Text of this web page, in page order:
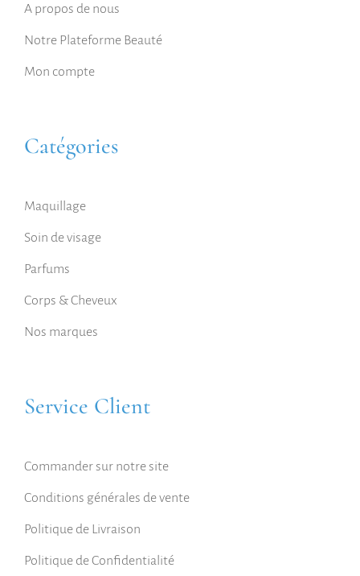
A propos de nous
Notre Plateforme Beauté
Mon compte
Catégories
Maquillage
Soin de visage
Parfums
Corps & Cheveux
Nos marques
Service Client
Commander sur notre site
Conditions générales de vente
Politique de Livraison
Politique de Confidentialité